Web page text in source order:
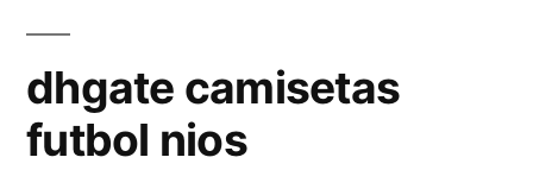
dhgate camisetas
futbol nios